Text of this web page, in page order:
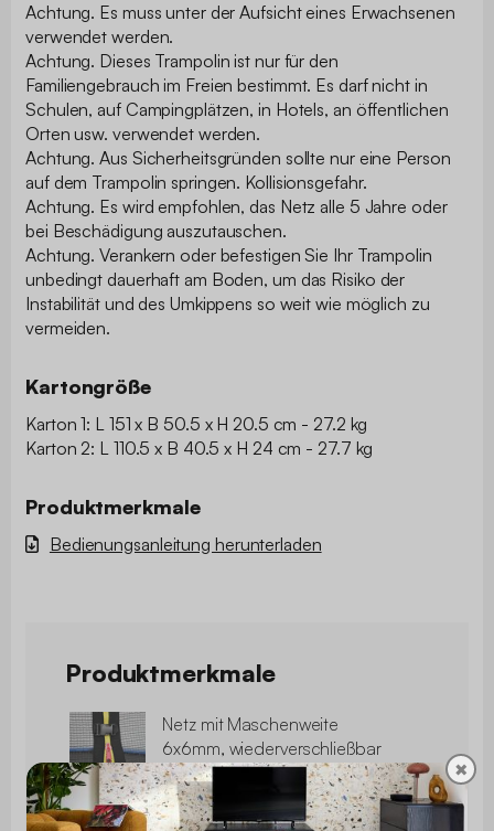
Achtung. Es muss unter der Aufsicht eines Erwachsenen
verwendet werden.
Achtung. Dieses Trampolin ist nur für den
Familiengebrauch im Freien bestimmt. Es darf nicht in
Schulen, auf Campingplätzen, in Hotels, an öffentlichen
Orten usw. verwendet werden.
Achtung. Aus Sicherheitsgründen sollte nur eine Person
auf dem Trampolin springen. Kollisionsgefahr.
Achtung. Es wird empfohlen, das Netz alle 5 Jahre oder
bei Beschädigung auszutauschen.
Achtung. Verankern oder befestigen Sie Ihr Trampolin
unbedingt dauerhaft am Boden, um das Risiko der
Instabilität und des Umkippens so weit wie möglich zu
vermeiden.
Kartongröße
Karton 1: L 151 x B 50.5 x H 20.5 cm - 27.2 kg
Karton 2: L 110.5 x B 40.5 x H 24 cm - 27.7 kg
Produktmerkmale
Bedienungsanleitung herunterladen
Produktmerkmale
Netz mit Maschenweite
6x6mm, wiederverschließbar
mit Clips und Reißverschluss
✖